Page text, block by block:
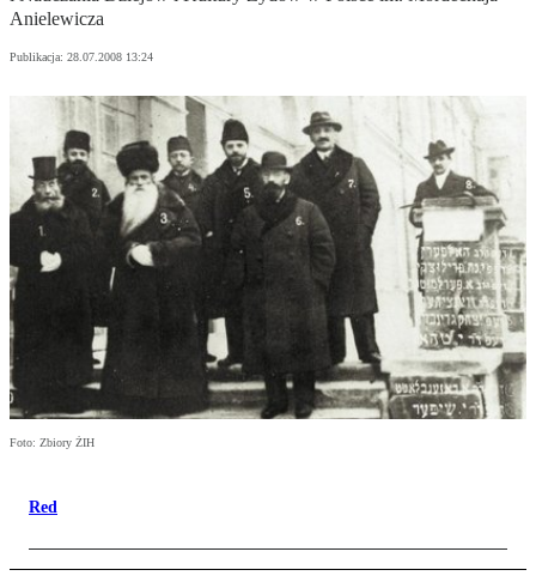
Anielewicza
Publikacja: 28.07.2008 13:24
Foto: Zbiory ŻIH
Red